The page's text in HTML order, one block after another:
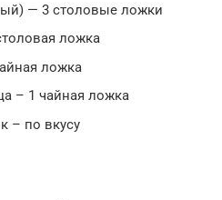
— 3 столовые ложки
ложка
ложка
– 1 чайная ложка
– по вкусу